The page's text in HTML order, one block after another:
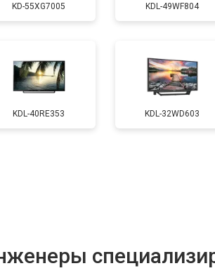
Ремонт блока управления
Замена блока питания
Замена матрицы
KD-55XG7005 KDL-49WF804
KDL-40RE353 KDL-32WD603